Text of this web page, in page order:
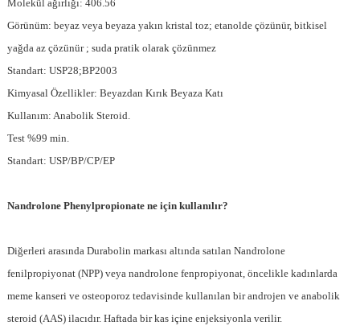
Molekül ağırlığı: 406.56
Görünüm: beyaz veya beyaza yakın kristal toz; etanolde çözünür, bitkisel
yağda az çözünür ; suda pratik olarak çözünmez
Standart: USP28;BP2003
Kimyasal Özellikler: Beyazdan Kırık Beyaza Katı
Kullanım: Anabolik Steroid.
Test %99 min.
Standart: USP/BP/CP/EP
Nandrolone Phenylpropionate ne için kullanılır?
Diğerleri arasında Durabolin markası altında satılan Nandrolone
fenilpropiyonat (NPP) veya nandrolone fenpropiyonat, öncelikle kadınlarda
meme kanseri ve osteoporoz tedavisinde kullanılan bir androjen ve anabolik
steroid (AAS) ilacıdır. Haftada bir kas içine enjeksiyonla verilir.